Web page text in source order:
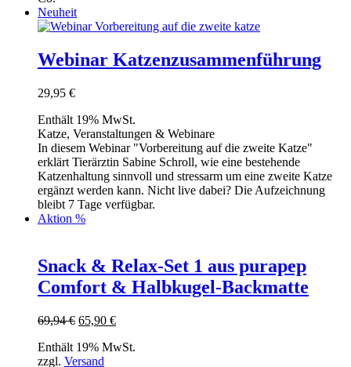
Neuheit
Webinar Katzenzusammenführung
29,95 €
Enthält 19% MwSt.
Katze, Veranstaltungen & Webinare
In diesem Webinar "Vorbereitung auf die zweite Katze"
erklärt Tierärztin Sabine Schroll, wie eine bestehende
Katzenhaltung sinnvoll und stressarm um eine zweite Katze
ergänzt werden kann. Nicht live dabei? Die Aufzeichnung
bleibt 7 Tage verfügbar.
Aktion %
Snack & Relax-Set 1 aus purapep
Comfort & Halbkugel-Backmatte
69,94€ Ursprünglicher
war:
69,94 €
65,90 €Aktueller
ist:
Enthält 19% MwSt.
zzgl. Versand